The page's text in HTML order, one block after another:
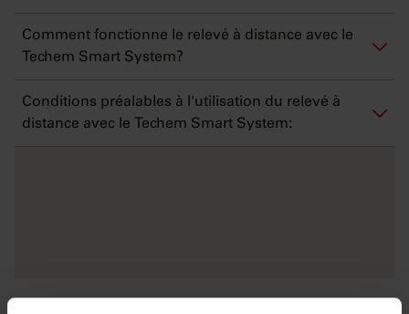
Comment fonctionne le relevé à distance avec le
Techem Smart System?
Conditions préalables à l'utilisation du relevé à
distance avec le Techem Smart System: